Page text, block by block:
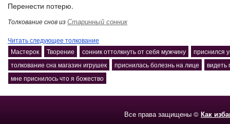
Перенести потерю.
Толкование снов изСтаринный сонник
Читать следующее толкование
Мастерок
Творение сонник оттолкнуть от себя мужчину
приснился
толкование сна магазин игрушек
приснилась болезнь на лице
видеть
мне приснилось что я божество
Все права защищены © Как